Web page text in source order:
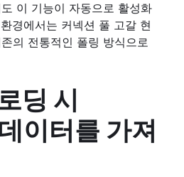
이 기능이 자동으로 활성화
경에서는 커넥션 풀 고갈 현
의 전통적인 폴링 방식으로
딩 시
이터를 가져